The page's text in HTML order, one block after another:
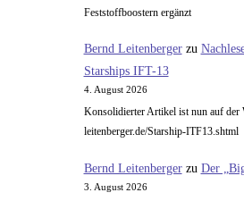
Feststoffboostern ergänzt
Bernd Leitenbergerzu
Starships IFT-13
4. August 2026
Konsolidierter Artikel ist nun auf der
leitenberger.de/Starship-ITF13.shtml
Bernd Leitenbergerzu Der
3. August 2026